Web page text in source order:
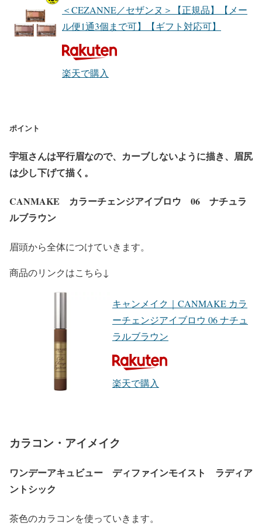
＜CEZANNE／セザンヌ＞【正規品】【メー
ル便1通3個まで可】【ギフト対応可】
楽天で購入
ポイント
宇垣さんは平行眉なので、カーブしないように描き、眉尻
は少し下げて描く。
CANMAKE カラーチェンジアイブロウ 06 ナチュラ
ルブラウン
眉頭から全体につけていきます。
商品のリンクはこちら↓
キャンメイク｜CANMAKE カラ
ーチェンジアイブロウ 06 ナチュ
ラルブラウン
楽天で購入
カラコン・アイメイク
ワンデーアキュビュー ディファインモイスト ラディア
ントシック
茶色のカラコンを使っていきます。